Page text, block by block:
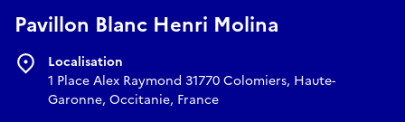
Pavillon Blanc Henri Molina
Localisation
1 Place Alex Raymond 31770 Colomiers, Haute-
Garonne, Occitanie, France